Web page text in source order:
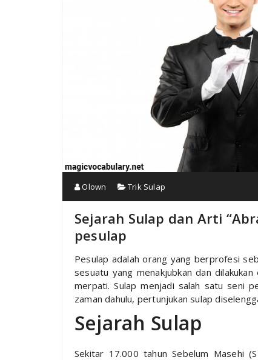
Olown Trik Sulap
Sejarah Sulap dan Arti
pesulap
Pesulap adalah orang yang berprofesi
sesuatu yang menakjubkan dan
merpati. Sulap menjadi salah satu seni
zaman dahulu, pertunjukan sulap
Sejarah Sulap
Sekitar 17.000 tahun Sebelum Masehi